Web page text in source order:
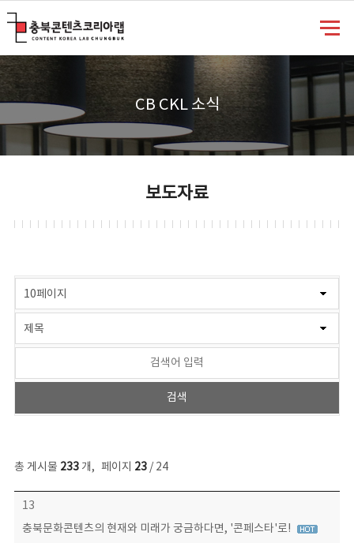
CB CKL 소식
보도자료
총 게시물 233개, 페이지 23/ 24
보도자료 목록 - 번호, 제목, 작성자, 파일, 조회수, 작성일 정보 제공
13
충북문화콘텐츠의 현재와 미래가 궁금하다면, '콘페스타'로!